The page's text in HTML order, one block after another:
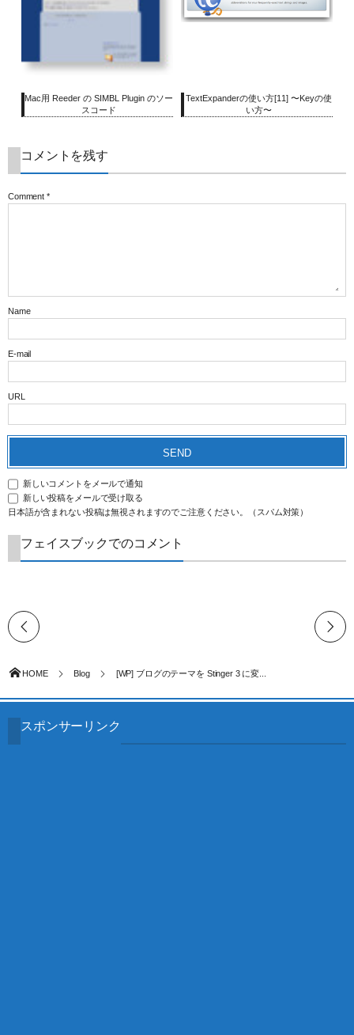
Mac用 Reeder の SIMBL Plugin のソー
スコード
TextExpanderの使い方[11] 〜Keyの使
い方〜
コメントを残す
Comment *
Name
E-mail
URL
新しいコメントをメールで通知
新しい投稿をメールで受け取る
日本語が含まれない投稿は無視されますのでご注意ください。（スパム対策）
フェイスブックでのコメント
HOME Blog [WP] ブログのテーマを Stinger 3 に変...
スポンサーリンク